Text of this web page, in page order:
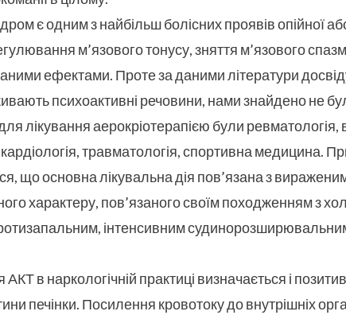
є одним з найбільш болісних проявів опійної
м’язового тонусу, зняття м’язового
ефектами. Проте за даними літератури
психоактивні речовини, нами знайдено не
лікування аерокріотерапією були ревматологія,
травматологія, спортивна медицина.
що основна лікувальна дія пов’язана з
характеру, пов’язаного своїм походженням з
інтенсивним
АКТ в наркологічній практиці визначається і
печінки. Посилення кровотоку до внутрішніх